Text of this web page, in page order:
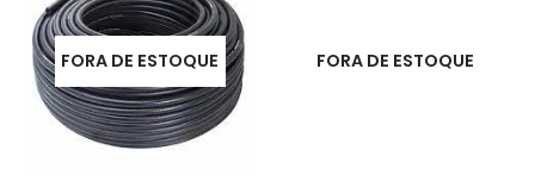
FORA DE ESTOQUE FORA DE ESTOQUE